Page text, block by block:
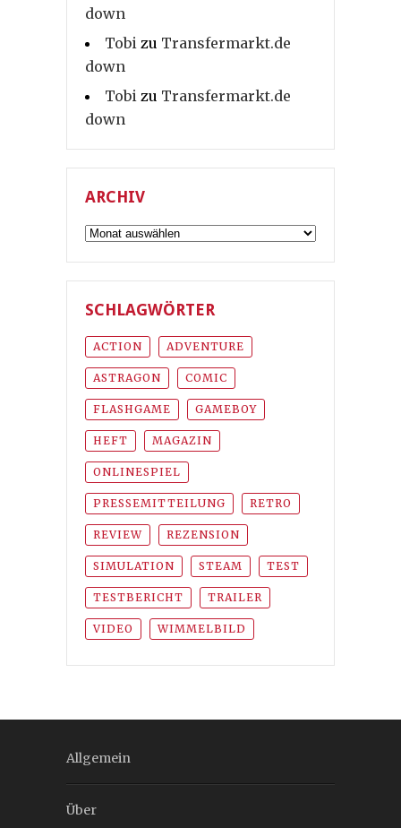
down
Tobi zu Transfermarkt.de
down
Tobi zu Transfermarkt.de
down
ARCHIV
Archiv
SCHLAGWÖRTER
ACTION ADVENTURE
ASTRAGON COMIC
FLASHGAME GAMEBOY
HEFT MAGAZIN
ONLINESPIEL
PRESSEMITTEILUNG RETRO
REVIEW REZENSION
SIMULATION STEAM TEST
TESTBERICHT TRAILER
VIDEO WIMMELBILD
Allgemein
Über